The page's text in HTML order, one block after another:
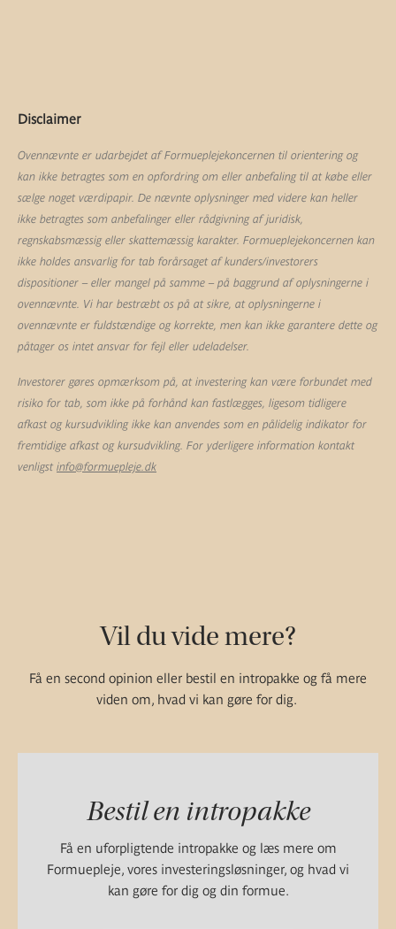
Disclaimer
Ovennævnte er udarbejdet af Formueplejekoncernen til orientering og
kan ikke betragtes som en opfordring om eller anbefaling til at købe eller
sælge noget værdipapir. De nævnte oplysninger med videre kan heller
ikke betragtes som anbefalinger eller rådgivning af juridisk,
regnskabsmæssig eller skattemæssig karakter. Formueplejekoncernen kan
ikke holdes ansvarlig for tab forårsaget af kunders/investorers
dispositioner – eller mangel på samme – på baggrund af oplysningerne i
ovennævnte. Vi har bestræbt os på at sikre, at oplysningerne i
ovennævnte er fuldstændige og korrekte, men kan ikke garantere dette og
påtager os intet ansvar for fejl eller udeladelser.
Investorer gøres opmærksom på, at investering kan være forbundet med
risiko for tab, som ikke på forhånd kan fastlægges, ligesom tidligere
afkast og kursudvikling ikke kan anvendes som en pålidelig indikator for
fremtidige afkast og kursudvikling. For yderligere information kontakt
venligst info@formuepleje.dk
Vil du vide mere?
Få en second opinion eller bestil en intropakke og få mere
viden om, hvad vi kan gøre for dig.
Bestil en intropakke
Få en uforpligtende intropakke og læs mere om
Formuepleje, vores investeringsløsninger, og hvad vi
kan gøre for dig og din formue.